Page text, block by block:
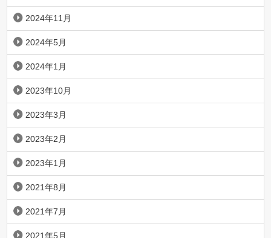
2024年11月
2024年5月
2024年1月
2023年10月
2023年3月
2023年2月
2023年1月
2021年8月
2021年7月
2021年5月